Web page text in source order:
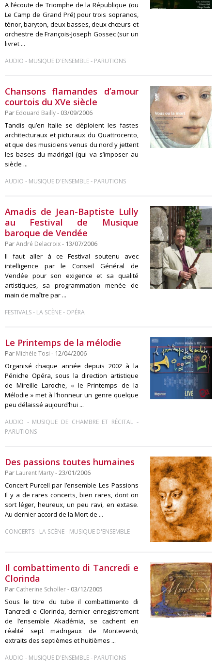
A l’écoute de Triomphe de la République (ou
Le Camp de Grand Pré) pour trois sopranos,
ténor, baryton, deux basses, deux chœurs et
orchestre de François-Joseph Gossec (sur un
livret ...
AUDIO - MUSIQUE D'ENSEMBLE- PARUTIONS
Chansons flamandes d’amour
courtois du XVe siècle
Par Edouard Bailly- 03/09/2006
Tandis qu’en Italie se déploient les fastes
architecturaux et picturaux du Quattrocento,
et que des musiciens venus du nord y jettent
les bases du madrigal (qui va s’imposer au
siècle ...
AUDIO - MUSIQUE D'ENSEMBLE- PARUTIONS
Amadis de Jean-Baptiste Lully
au Festival de Musique
baroque de Vendée
ParAndré Delacroix- 13/07/2006
Il faut aller à ce Festival soutenu avec
intelligence par le Conseil Général de
Vendée pour son exigence et sa qualité
artistiques, sa programmation menée de
main de maître par ...
FESTIVALS- LA SCÈNE- OPÉRA
Le Printemps de la mélodie
Par Michèle Tosi - 12/04/2006
Organisé chaque année depuis 2002 à la
Péniche Opéra, sous la direction artistique
de Mireille Laroche, « le Printemps de la
Mélodie » met à l’honneur un genre quelque
peu délaissé aujourd’hui ...
AUDIO - MUSIQUE DE CHAMBRE ET RÉCITAL-
PARUTIONS
Des passions toutes humaines
Par Laurent Marty- 23/01/2006
Concert Purcell par l’ensemble Les Passions
Il y a de rares concerts, bien rares, dont on
sort léger, heureux, un peu ravi, en extase.
Au dernier accord de la Mort de ...
CONCERTS- LA SCÈNE- MUSIQUE D'ENSEMBLE
Il combattimento di Tancredi e
Clorinda
Par Catherine Scholler- 03/12/2005
Sous le titre du tube il combattimento di
Tancredi e Clorinda, dernier enregistrement
de l’ensemble Akadémia, se cachent en
réalité sept madrigaux de Monteverdi,
extraits des septièmes et huitièmes ...
AUDIO - MUSIQUE D'ENSEMBLE- PARUTIONS